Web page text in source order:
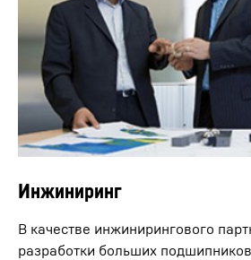
Инжиниринг
В качестве инжинирингового
разработки больших